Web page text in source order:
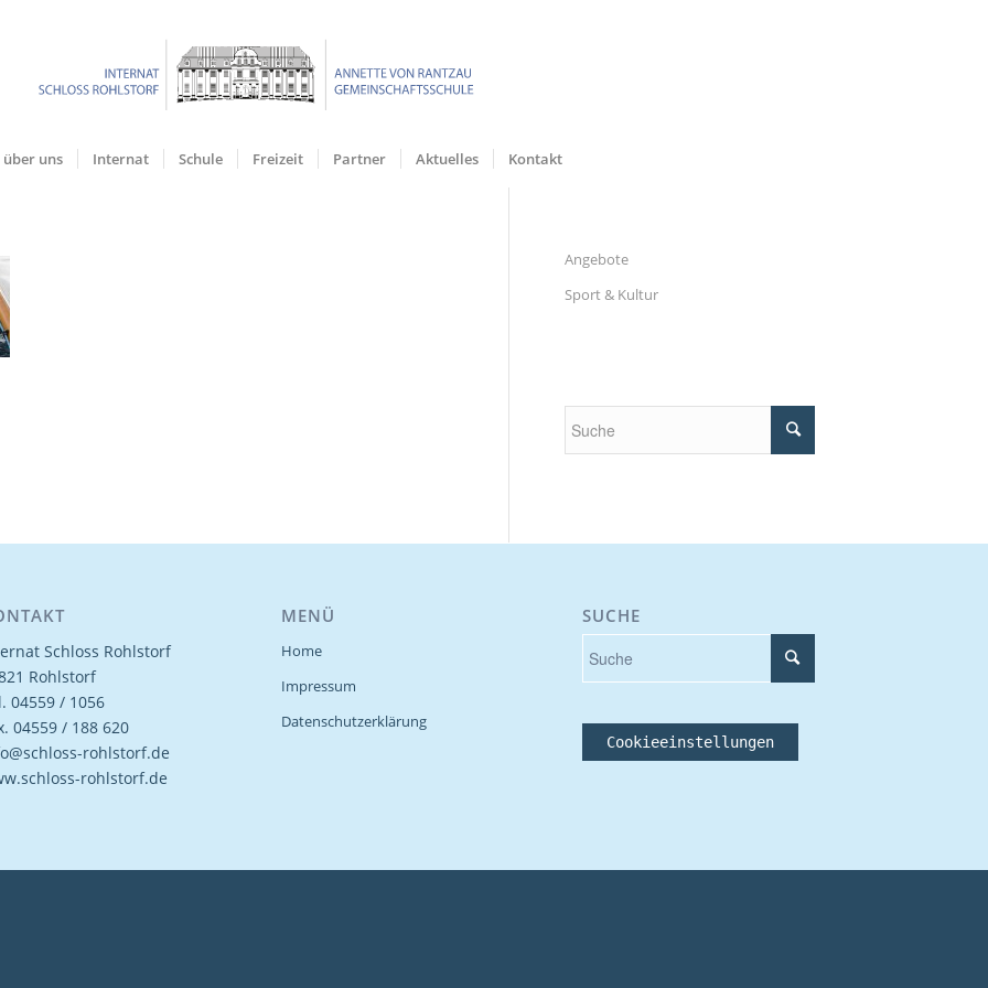
über uns Internat Schule Freizeit Partner Aktuelles Kontakt
Angebote
Sport & Kultur
Schloss Rohlstorf
Rohlstorf
04559 / 1056
04559 / 188 620
rohlstorf.de
rohlstorf.de
MENÜ
Home
Impressum
Datenschutzerklärung
SUCHE
Cookieeinstellungen